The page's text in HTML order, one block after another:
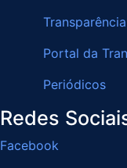
Portal da
Periódicos
Redes
Facebook